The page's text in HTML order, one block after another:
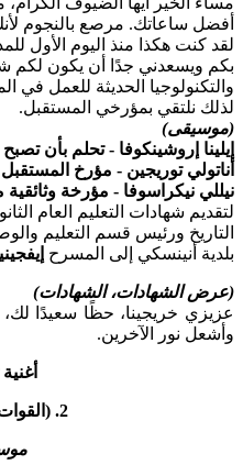
أفضل ساعاتك. مرصع بالنجوم
لقد كنت هكذا منذ اليوم الأول
بكم ويسعدني جدًا أن يكون لكم
والتكنولوجيا الحديثة للعمل في
لذلك نلتقي بمؤرخي المستقبل.
(موسيقى)
إيلينا إروشينكوفا - تحلم بأن
أناتولي توريجين - مؤرخ المستقبل
نيللي نيكراسوفا - مؤرخة وثائقية
لتقديم شهادات التعليم العام
التاريخ ورئيس قسم التعليم
بلدية أنينسكي إلى المسرح
(عرض الشهادات، الشهادات)
عزيزي خريجينا، حظًا سعيدًا
وأشعل نور الآخرين.
2. (القوات المسلحة)